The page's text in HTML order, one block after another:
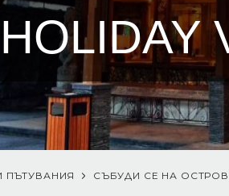
ПЪТУВАНИЯ СЪБУДИ СЕ НА